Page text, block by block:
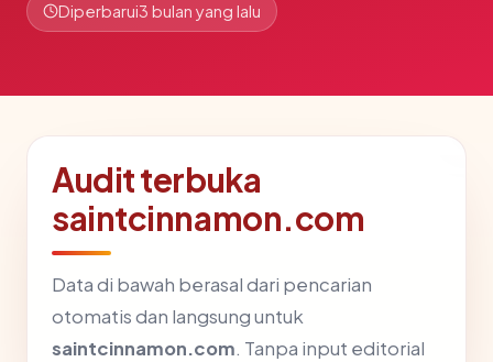
Diperbarui3 bulan yang lalu
Audit terbuka
saintcinnamon.com
Data di bawah berasal dari pencarian
otomatis dan langsung untuk
saintcinnamon.com. Tanpa input editorial